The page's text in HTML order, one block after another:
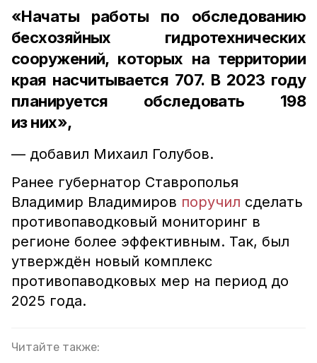
«Начаты работы по обследованию
бесхозяйных гидротехнических
сооружений, которых на территории
края насчитывается 707. В 2023 году
планируется обследовать 198
из них»,
— добавил Михаил Голубов.
Ранее губернатор Ставрополья
Владимир Владимиров поручил сделать
противопаводковый мониторинг в
регионе более эффективным. Так, был
утверждён новый комплекс
противопаводковых мер на период до
2025 года.
Читайте также: